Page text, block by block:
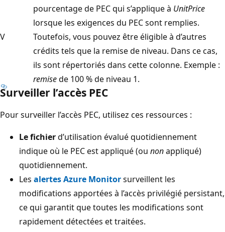
V
pourcentage de PEC qui s’applique à UnitPrice
lorsque les exigences du PEC sont remplies.
Toutefois, vous pouvez être éligible à d’autres
crédits tels que la remise de niveau. Dans ce cas,
ils sont répertoriés dans cette colonne. Exemple :
remisede 100 % de niveau 1.
Surveiller l’accès PEC
Pour surveiller l’accès PEC, utilisez ces ressources :
Le fichierd’utilisation évalué quotidiennement
indique où le PEC est appliqué (ou nonappliqué)
quotidiennement.
Les alertes Azure Monitorsurveillent les
modifications apportées à l’accès privilégié persistant,
ce qui garantit que toutes les modifications sont
rapidement détectées et traitées.